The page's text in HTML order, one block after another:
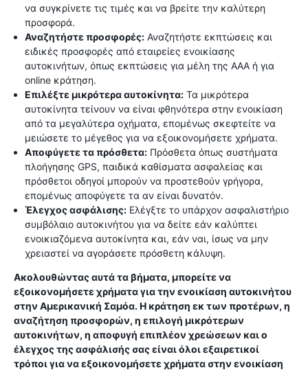
να συγκρίνετε τις τιμές και να βρείτε την καλύτερη
προσφορά.
Αναζητήστε προσφορές: Αναζητήστε εκπτώσεις και
ειδικές προσφορές από εταιρείες ενοικίασης
αυτοκινήτων, όπως εκπτώσεις για μέλη της AAA ή για
online κράτηση.
Επιλέξτε μικρότερα αυτοκίνητα: Τα μικρότερα
αυτοκίνητα τείνουν να είναι φθηνότερα στην ενοικίαση
από τα μεγαλύτερα οχήματα, επομένως σκεφτείτε να
μειώσετε το μέγεθος για να εξοικονομήσετε χρήματα.
Αποφύγετε τα πρόσθετα: Πρόσθετα όπως συστήματα
πλοήγησης GPS, παιδικά καθίσματα ασφαλείας και
πρόσθετοι οδηγοί μπορούν να προστεθούν γρήγορα,
επομένως αποφύγετε τα αν είναι δυνατόν.
Έλεγχος ασφάλισης: Ελέγξτε το υπάρχον ασφαλιστήριο
συμβόλαιο αυτοκινήτου για να δείτε εάν καλύπτει
ενοικιαζόμενα αυτοκίνητα και, εάν ναι, ίσως να μην
χρειαστεί να αγοράσετε πρόσθετη κάλυψη.
Ακολουθώντας αυτά τα βήματα, μπορείτε να
εξοικονομήσετε χρήματα για την ενοικίαση αυτοκινήτου
στην Αμερικανική Σαμόα. Η κράτηση εκ των προτέρων, η
αναζήτηση προσφορών, η επιλογή μικρότερων
αυτοκινήτων, η αποφυγή επιπλέον χρεώσεων και ο
έλεγχος της ασφάλισής σας είναι όλοι εξαιρετικοί
τρόποι για να εξοικονομήσετε χρήματα στην ενοικίαση